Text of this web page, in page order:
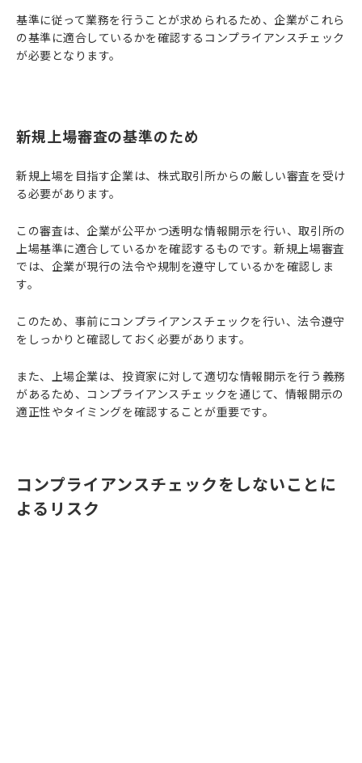
基準に従って業務を行うことが求められるため、企業がこれら
の基準に適合しているかを確認するコンプライアンスチェック
が必要となります。
新規上場審査の基準のため
新規上場を目指す企業は、株式取引所からの厳しい審査を受け
る必要があります。
この審査は、企業が公平かつ透明な情報開示を行い、取引所の
上場基準に適合しているかを確認するものです。新規上場審査
では、企業が現行の法令や規制を遵守しているかを確認しま
す。
このため、事前にコンプライアンスチェックを行い、法令遵守
をしっかりと確認しておく必要があります。
また、上場企業は、投資家に対して適切な情報開示を行う義務
があるため、コンプライアンスチェックを通じて、情報開示の
適正性やタイミングを確認することが重要です。
コンプライアンスチェックをしないことに
よるリスク